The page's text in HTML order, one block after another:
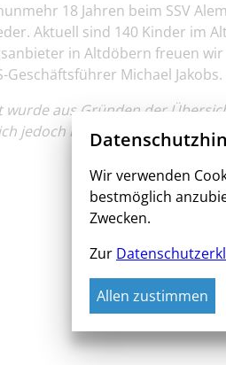
18 Jahren beim SSV
Aktuell sind 140 Kinder im
in Altdöbern freuen
Geschäftsführer Michael Jakobs.
wurde aus Gründen der
jedoch immer gleichermaßen
Wir verwenden
bestmöglich
Zwecken.
Zur
Allen zustimmen